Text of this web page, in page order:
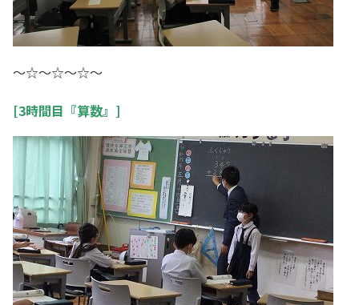
～☆～☆～☆～
[3時間目『算数』]